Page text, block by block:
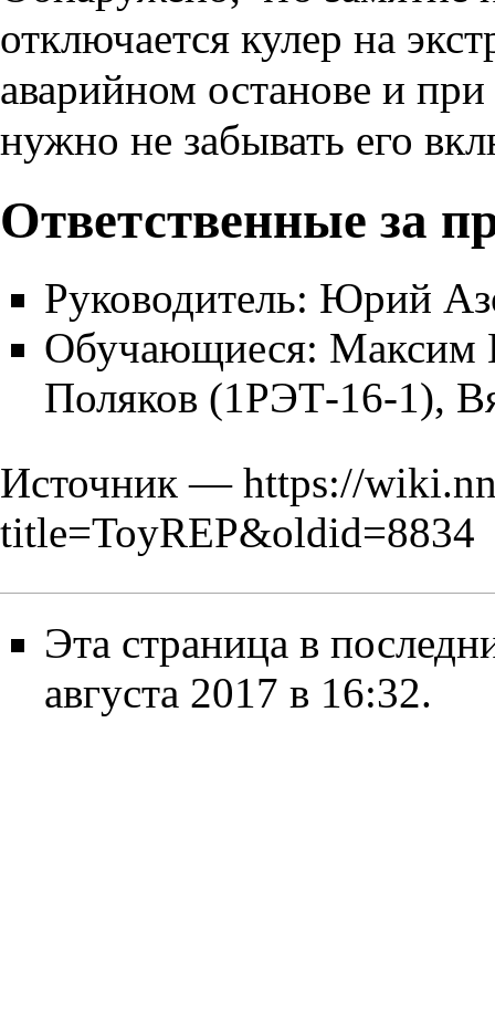
отключается кулер на
аварийном останове и
нужно не забывать его
Ответственные за
Руководитель: Юрий
Обучающиеся: Максим
Поляков (1РЭТ-16-1),
Источник — https://
title=ToyREP&oldid=8834
Эта страница в
августа 2017 в 16:32.